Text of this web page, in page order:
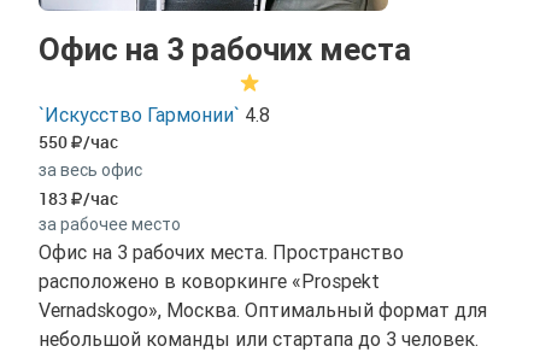
Офис на 3 рабочих места
`Искусство Гармонии` 4.8
550 /час
за весь офис
183 /час
за рабочее место
Офис на 3 рабочих места. Пространство
расположено в коворкинге «Prospekt
Vernadskogo», Москва. Оптимальный формат для
небольшой команды или стартапа до 3 человек.